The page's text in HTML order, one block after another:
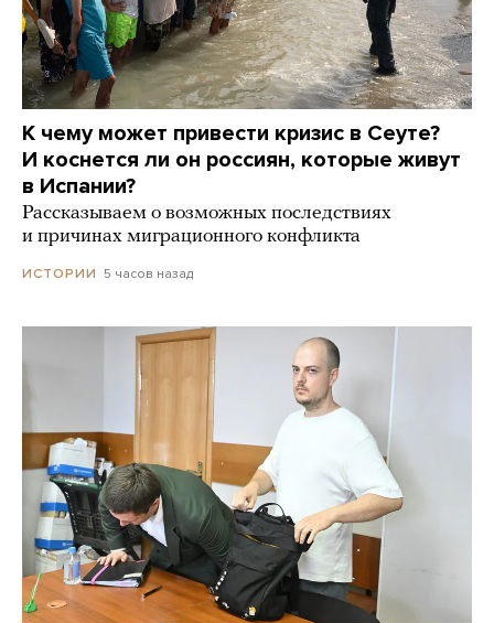
К чему может привести кризис в Сеуте?
И коснется ли он россиян, которые живут
в Испании?
Рассказываем о возможных последствиях
и причинах миграционного конфликта
ИСТОРИИ 5 часов назад